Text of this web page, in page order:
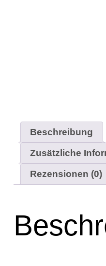
Beschreibung
Zusätzliche
Rezensionen (0)